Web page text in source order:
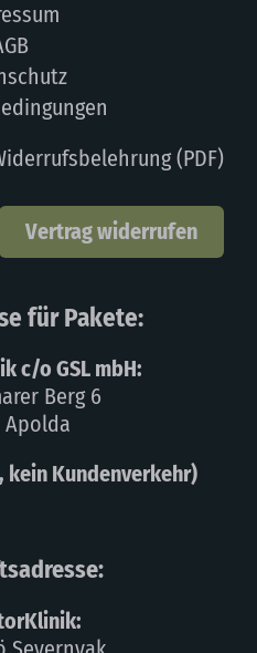
für Pakete:
c/o GSL mbH:
Berg 6
Apolda
kein Kundenverkehr)
(PDF)
Vertrag widerrufen